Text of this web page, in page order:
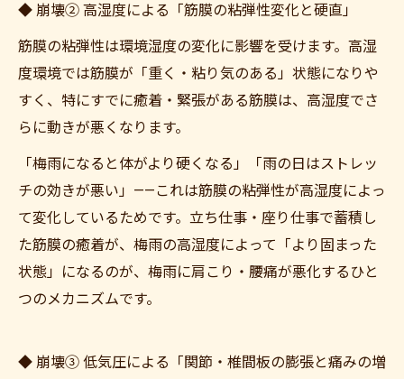
◆ 崩壊② 高湿度による「筋膜の粘弾性変化と硬直」
筋膜の粘弾性は環境湿度の変化に影響を受けます。高湿
度環境では筋膜が「重く・粘り気のある」状態になりや
すく、特にすでに癒着・緊張がある筋膜は、高湿度でさ
らに動きが悪くなります。
「梅雨になると体がより硬くなる」「雨の日はストレッ
チの効きが悪い」——これは筋膜の粘弾性が高湿度によっ
て変化しているためです。立ち仕事・座り仕事で蓄積し
た筋膜の癒着が、梅雨の高湿度によって「より固まった
状態」になるのが、梅雨に肩こり・腰痛が悪化するひと
つのメカニズムです。
◆ 崩壊③ 低気圧による「関節・椎間板の膨張と痛みの増